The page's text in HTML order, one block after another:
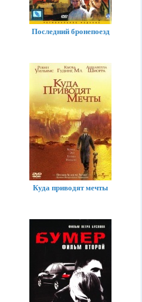
Последний бронепоезд
Куда приводят мечты